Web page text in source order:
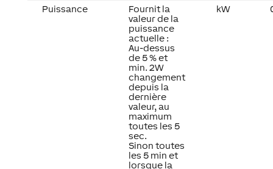
Puissance
Fournit la
valeur de la
puissance
actuelle :
Au-dessus
de 5 % et
min. 2W
changement
depuis la
dernière
valeur, au
maximum
toutes les 5
sec.
Sinon toutes
les 5 min et
lorsque la
kW